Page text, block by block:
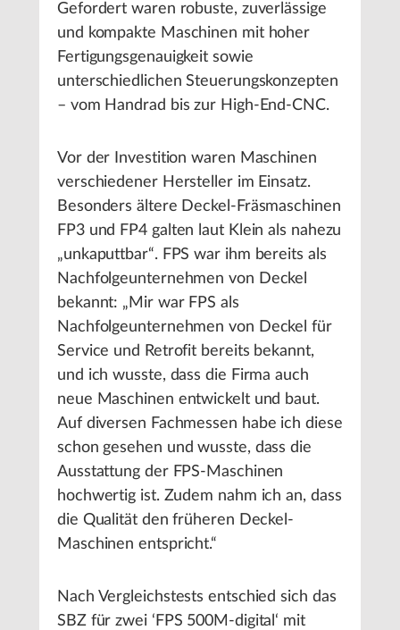
Gefordert waren robuste, zuverlässige
und kompakte Maschinen mit hoher
Fertigungsgenauigkeit sowie
unterschiedlichen Steuerungskonzepten
– vom Handrad bis zur High-End-CNC.
Vor der Investition waren Maschinen
verschiedener Hersteller im Einsatz.
Besonders ältere Deckel-Fräsmaschinen
FP3 und FP4 galten laut Klein als nahezu
„unkaputtbar“. FPS war ihm bereits als
Nachfolgeunternehmen von Deckel
bekannt: „Mir war FPS als
Nachfolgeunternehmen von Deckel für
Service und Retrofit bereits bekannt,
und ich wusste, dass die Firma auch
neue Maschinen entwickelt und baut.
Auf diversen Fachmessen habe ich diese
schon gesehen und wusste, dass die
Ausstattung der FPS-Maschinen
hochwertig ist. Zudem nahm ich an, dass
die Qualität den früheren Deckel-
Maschinen entspricht.“
Nach Vergleichstests entschied sich das
SBZ für zwei ‘FPS 500M-digital‘ mit